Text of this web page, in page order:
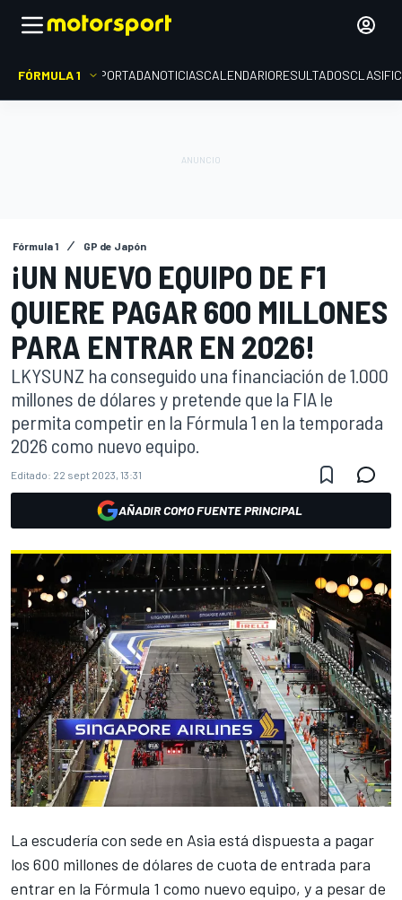
FÓRMULA 1 PORTADANOTICIASCALENDARIORESULTADOS
Fórmula 1 GP de Japón
¡UN NUEVO EQUIPO DE F1
QUIERE PAGAR 600 MILLONES
PARA ENTRAR EN 2026!
LKYSUNZ ha conseguido una financiación de 1.000
millones de dólares y pretende que la FIA le
permita competir en la Fórmula 1 en la temporada
2026 como nuevo equipo.
Editado: 22 sept 2023, 13:31
AÑADIR COMO FUENTE PRINCIPAL
La escudería con sede en Asia está dispuesta a pagar
los 600 millones de dólares de cuota de entrada para
entrar en la Fórmula 1 como nuevo equipo, y a pesar de